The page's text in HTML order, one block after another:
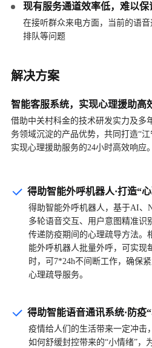
现有服务通道效率低，难以
在接听群众来电方面，当前的语
排队等问题
解决方案
智能客服系统，实现心理援助高
借助中关村科金的技术研发实力及多
务领域沉淀的产品优势，共同打造“江
实现心理援助服务的24小时高效响应。
得助智能外呼机器人·打造“
得助智能外呼机器人，基于AI、
多轮语音交互、用户意图精准识
传递防疫期间的心理疏导方法。
能外呼机器人批量外呼，可实现
时，可7*24h不间断工作，确保
心理疏导服务。
得助智能语音通讯系统·防疫
疫情给人们的生活带来一定冲击
如何舒缓封控带来的“小情绪”，